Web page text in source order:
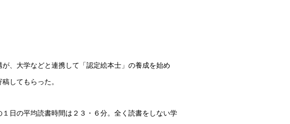
、大学などと連携して「認定絵本士」の養成を始め
してもらった。
日の平均読書時間は２３・６分。全く読書をしない学